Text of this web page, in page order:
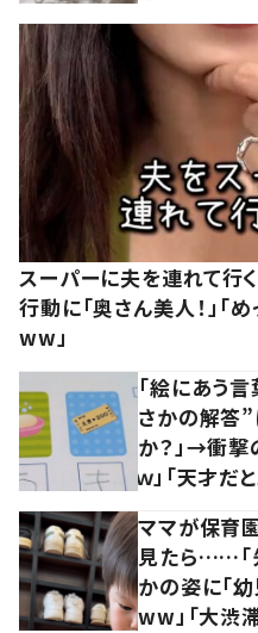
スーパーに夫を連れて行
行動に「奥さん美人！」「
ww」
「絵にあう
さかの解答”
か？」→衝撃
ｗ」「天才だ
ママが保育
見たら……「
かの姿に「
ww」「大渋